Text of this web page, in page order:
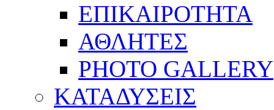
ΕΠΙΚΑΙΡΟΤΗΤΑ
ΑΘΛΗΤΕΣ
PHOTO GALLERY
ΚΑΤΑΔΥΣΕΙΣ